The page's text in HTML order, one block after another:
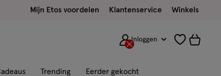
Mijn Etos voordelen Klantenservice Winkels
Inloggen
Trending Eerder gekocht